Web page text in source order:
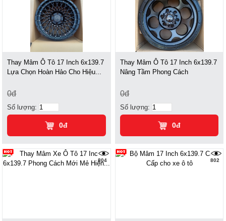
Thay Mâm Ô Tô 17 Inch 6x139.7
Lựa Chọn Hoàn Hảo Cho Hiệu...
0đ
Số lượng:
0đ
Thay Mâm Ô Tô 17 Inch 6x139.7
Nâng Tầm Phong Cách
0đ
Số lượng:
0đ
804 802